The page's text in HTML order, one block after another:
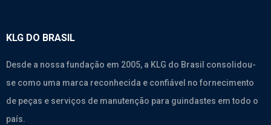
KLG DO BRASIL
Desde a nossa fundação em 2005, a KLG do Brasil consolidou-
se como uma marca reconhecida e confiável no fornecimento
de peças e serviços de manutenção para guindastes em todo o
país.